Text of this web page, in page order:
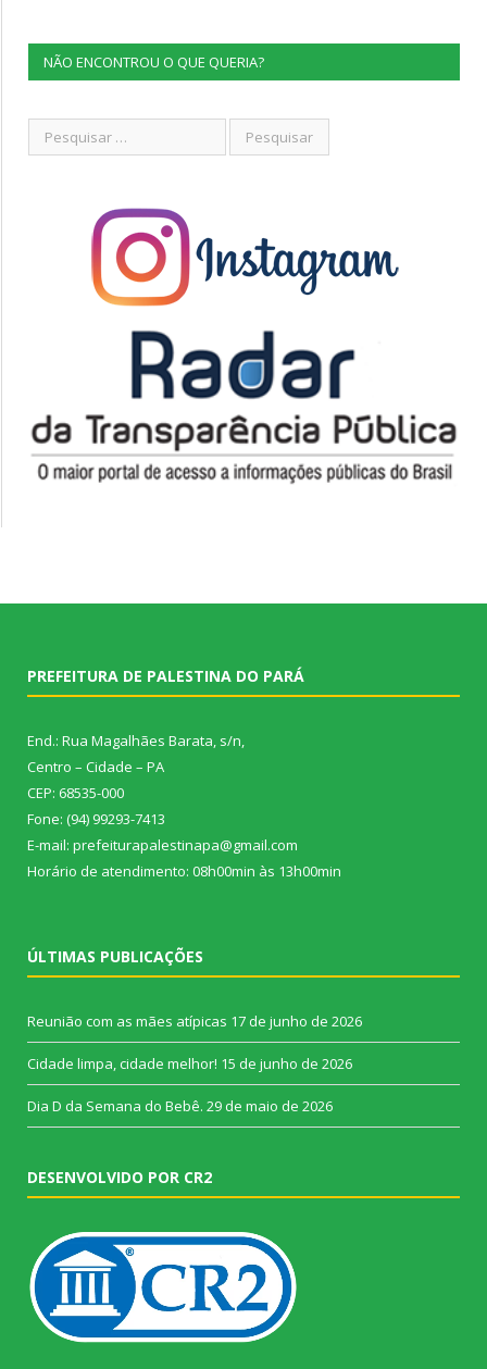
NÃO ENCONTROU O QUE QUERIA?
PREFEITURA DE PALESTINA DO PARÁ
End.: Rua Magalhães Barata, s/n,
Centro – Cidade – PA
CEP: 68535-000
Fone: (94) 99293-7413
E-mail: prefeiturapalestinapa@gmail.com
Horário de atendimento: 08h00min às 13h00min
ÚLTIMAS PUBLICAÇÕES
Reunião com as mães atípicas 17 de junho de 2026
Cidade limpa, cidade melhor! 15 de junho de 2026
Dia D da Semana do Bebê. 29 de maio de 2026
DESENVOLVIDO POR CR2